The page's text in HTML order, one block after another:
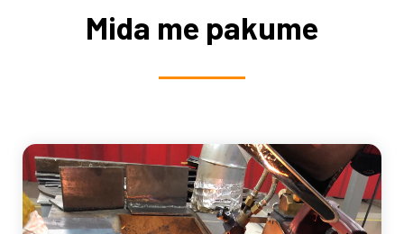
Mida me pakume